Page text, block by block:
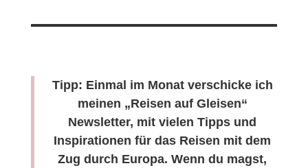
Tipp: Einmal im Monat verschicke ich
meinen „Reisen auf Gleisen“
Newsletter, mit vielen Tipps und
Inspirationen für das Reisen mit dem
Zug durch Europa. Wenn du magst,